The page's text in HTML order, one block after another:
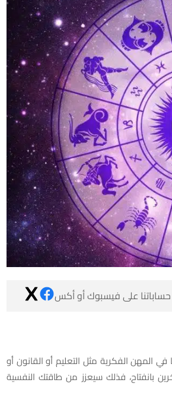
حساباتنا على فيسبوك أو أكس
في المهن الفكرية مثل التعليم أو القانون أو
بانفتاح، فذلك سيعزز من طاقتك النفسية